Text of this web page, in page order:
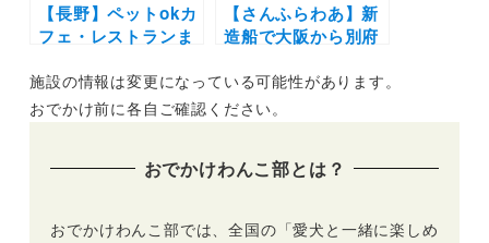
【長野】ペットokカ
フェ・レストランま
かな景色に包まれて
お蕎麦やピザを愛犬
【さんふらわあ】新
造船で大阪から別府
ーム体験レポート |
レジーナリゾート由
施設の情報は変更になっている可能性があります。
おでかけ前に各自ご確認ください。
おでかけわんこ部とは？
おでかけわんこ部では、全国の「愛犬と一緒に楽しめ